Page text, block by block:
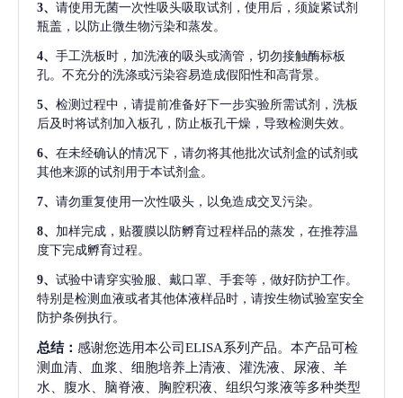
3、 请使用无菌一次性吸头吸取试剂，使用后，须旋紧试剂
瓶盖，以防止微生物污染和蒸发。
4、 手工洗板时，加洗液的吸头或滴管，切勿接触酶标板
孔。不充分的洗涤或污染容易造成假阳性和高背景。
5、 检测过程中，请提前准备好下一步实验所需试剂，洗板
后及时将试剂加入板孔，防止板孔干燥，导致检测失效。
6、 在未经确认的情况下，请勿将其他批次试剂盒的试剂或
其他来源的试剂用于本试剂盒。
7、 请勿重复使用一次性吸头，以免造成交叉污染。
8、 加样完成，贴覆膜以防孵育过程样品的蒸发，在推荐温
度下完成孵育过程。
9、 试验中请穿实验服、戴口罩、手套等，做好防护工作。
特别是检测血液或者其他体液样品时，请按生物试验室安全
防护条例执行。
总结： 感谢您选用本公司ELISA系列产品。本产品可检
测血清、血浆、细胞培养上清液、灌洗液、尿液、羊
水、腹水、脑脊液、胸腔积液、组织匀浆液等多种类型